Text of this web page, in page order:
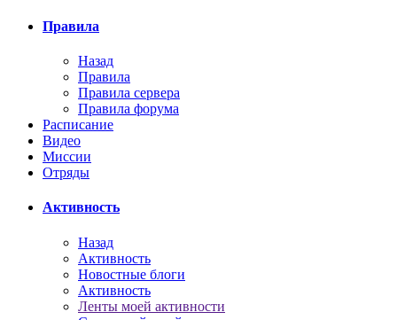
Правила
Назад
Правила
Правила сервера
Правила форума
Расписание
Видео
Миссии
Отряды
Активность
Назад
Активность
Новостные блоги
Активность
Ленты моей активности